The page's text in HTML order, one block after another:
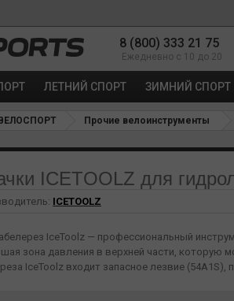
8 (800) 333 21 75
Ежедневно с 10 до 20
ЛЕТНИЙ СПОРТ ЗИМНИЙ СПОРТ
ВЕЛОСПОРТ Прочие велоинструменты
ICETOOLZ для
ICETOOLZ
IceToolz — профессиональный
зона давления в верхней части, которую
​​IceToolz входит запасное лезвие